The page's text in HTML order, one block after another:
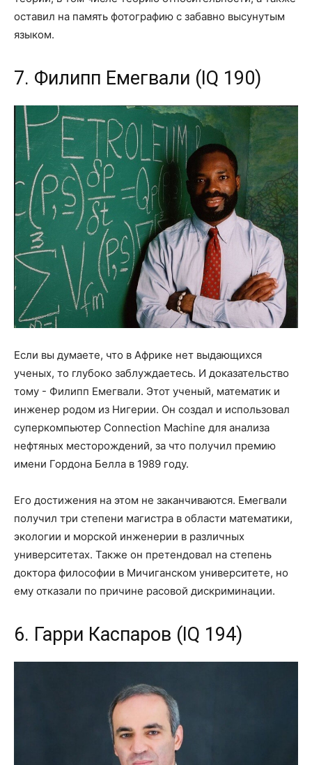
оставил на память фотографию с забавно высунутым
языком.
7. Филипп Емегвали (IQ 190)
Если вы думаете, что в Африке нет выдающихся
ученых, то глубоко заблуждаетесь. И доказательство
тому - Филипп Емегвали. Этот ученый, математик и
инженер родом из Нигерии. Он создал и использовал
суперкомпьютер Connection Machine для анализа
нефтяных месторождений, за что получил премию
имени Гордона Белла в 1989 году.
Его достижения на этом не заканчиваются. Емегвали
получил три степени магистра в области математики,
экологии и морской инженерии в различных
университетах. Также он претендовал на степень
доктора философии в Мичиганском университете, но
ему отказали по причине расовой дискриминации.
6. Гарри Каспаров (IQ 194)